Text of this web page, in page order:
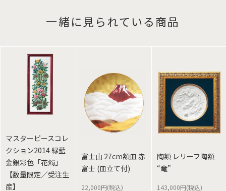
一緒に見られている商品
マスターピースコレ
クション2014 緑藍
金銀彩色「花燭」
【数量限定／受注生
産】
富士山 27cm額皿 赤
富士 (皿立て付)
22,000円(税込)
陶額 レリーフ陶額
“竜”
143,000円(税込)